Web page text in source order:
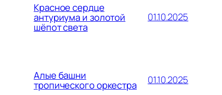
Красное сердце
антуриума и золотой
шёпот света
01.10.2025
Алые башни
тропического оркестра 01.10.2025